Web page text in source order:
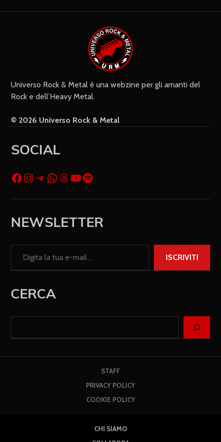
Do il mio consenso affinché un
cookie salvi i miei dati (nome, e-mail,
sito web) per il prossimo commento.
Universo Rock & Metal è una webzine per gli amanti del
Rock e dell’Heavy Metal.
© 2026 Universo Rock & Metal
SOCIAL
NEWSLETTER
ISCRIVITI
CERCA
STAFF
PRIVACY POLICY
COOKIE POLICY
CHI SIAMO